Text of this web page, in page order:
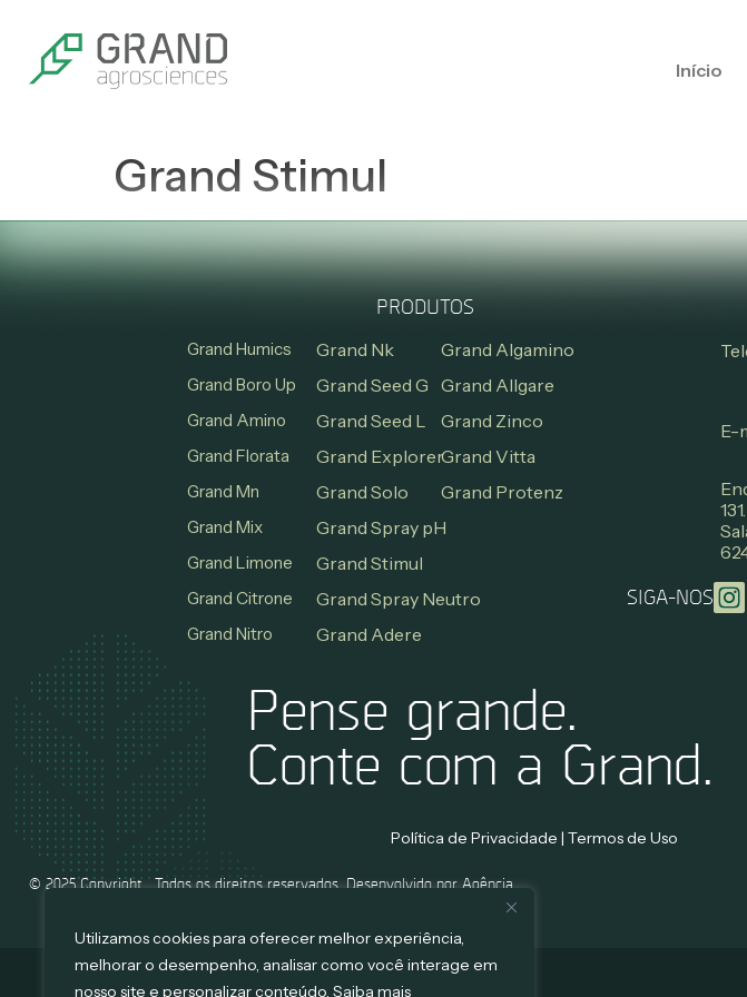
Utilizamos cookies para oferecer melhor experiência,
melhorar o desempenho, analisar como você interage em
nosso site e personalizar conteúdo. Saiba mais
Início
Grand Stimul
PRODUTOS
Grand Humics
Grand Boro Up
Grand Amino
Grand Florata
Grand Mn
Grand Mix
Grand Limone
Grand Citrone
Grand Nitro
Grand Nk
Grand Seed G
Grand Seed L
Grand Explorer
Grand Solo
Grand Spray pH
Grand Stimul
Grand Spray Neutro
Grand Adere
Grand Algamino
Grand Allgare
Grand Zinco
Grand Vitta
Grand Protenz
E-
131.
SIGA-NOS
Pense grande.
Conte com a Grand.
Política de Privacidade | Termos de Uso
© 2025 Copyright . Todos os direitos reservados. Desenvolvido por Agência
Criação de sites: